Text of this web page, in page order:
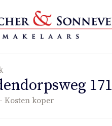
171
Kosten koper